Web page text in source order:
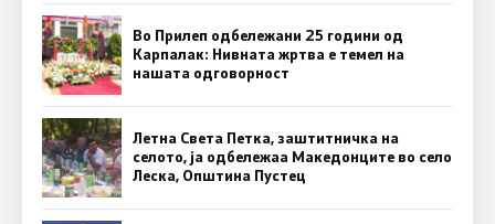
Во Прилеп одбележани 25 години од
Карпалак: Нивната жртва е темел на
нашата одговорност
Летна Света Петка, заштитничка на
селото, ја одбележаа Македонците во село
Леска, Општина Пустец